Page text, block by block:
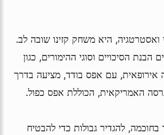
ואסטרטגיה, היא משחק קזינו שובה לב.
הבנת הסיכויים וסוגי ההימורים, כגון
אירופאית, עם אפס בודד, מציעה בדרך
האמריקאית, הכוללת אפס כפול.
להגדיר גבולות כדי להבטיח